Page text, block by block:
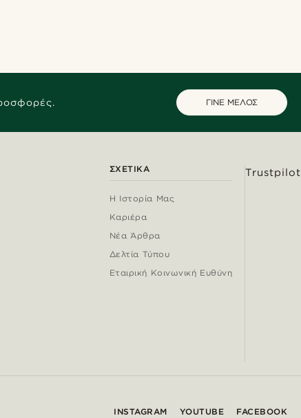
ΓΙΝΕ ΜΕΛΟΣ
ΣΧΕΤΙΚΆ
Η Ιστορία Μας
Καριέρα
Νέα Άρθρα
Δελτία Τύπου
Εταιρική Κοινωνική Ευθύνη
Trustpilot
INSTAGRAM YOUTUBE FACEBOOK